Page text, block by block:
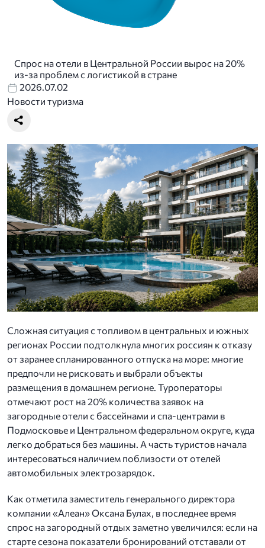
Спрос на отели в Центральной России вырос на 20%
из-за проблем с логистикой в стране
2026.07.02
Новости туризма
Сложная ситуация с топливом в центральных и южных
регионах России подтолкнула многих россиян к отказу
от заранее спланированного отпуска на море: многие
предпочли не рисковать и выбрали объекты
размещения в домашнем регионе. Туроператоры
отмечают рост на 20% количества заявок на
загородные отели с бассейнами и спа-центрами в
Подмосковье и Центральном федеральном округе, куда
легко добраться без машины. А часть туристов начала
интересоваться наличием поблизости от отелей
автомобильных электрозарядок.
Как отметила заместитель генерального директора
компании «Алеан» Оксана Булах, в последнее время
спрос на загородный отдых заметно увеличился: если на
старте сезона показатели бронирований отставали от